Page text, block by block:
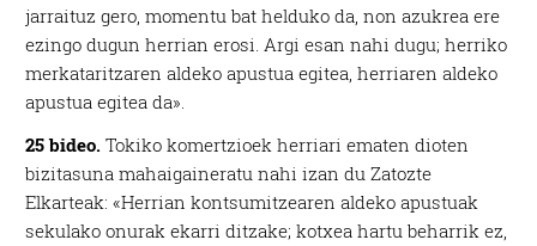
jarraituz gero, momentu bat helduko da, non azukrea ere
ezingo dugun herrian erosi. Argi esan nahi dugu; herriko
merkataritzaren aldeko apustua egitea, herriaren aldeko
apustua egitea da».
25 bideo.Tokiko komertzioek herriari ematen dioten
bizitasuna mahaigaineratu nahi izan du Zatozte
Elkarteak: «Herrian kontsumitzearen aldeko apustuak
sekulako onurak ekarri ditzake; kotxea hartu beharrik ez,